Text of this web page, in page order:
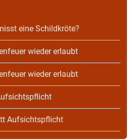
eine Schildkröte?
wieder erlaubt
wieder erlaubt
Aufsichtspflicht